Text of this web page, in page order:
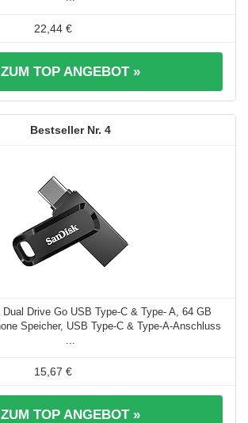
22,44 €
ZUM TOP ANGEBOT »
4
Drive Go USB Type-C & Type- A, 64 GB
Speicher, USB Type-C & Type-A-Anschluss
15,67 €
ZUM TOP ANGEBOT »